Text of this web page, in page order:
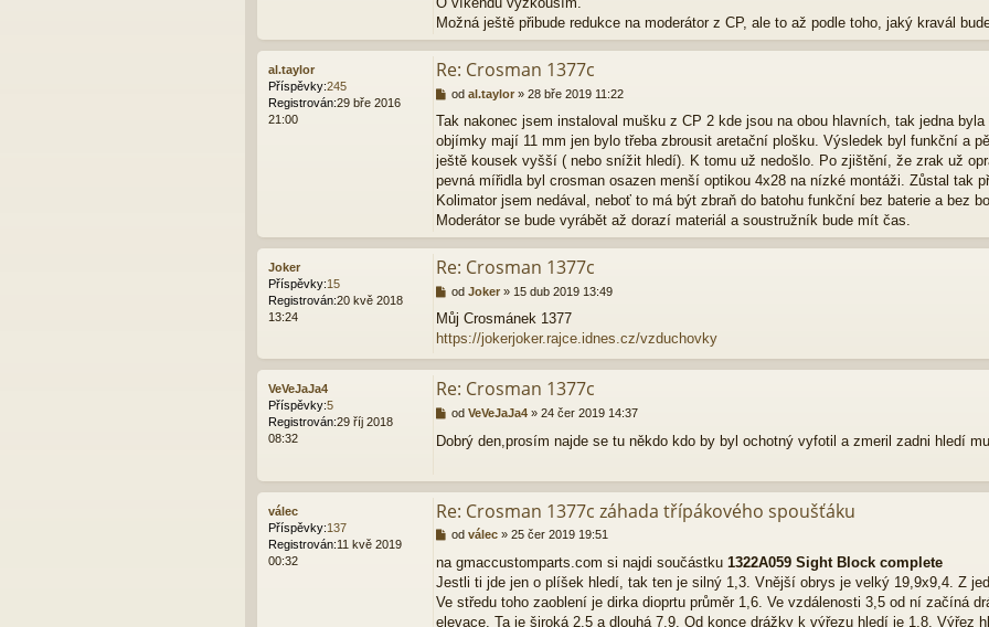
Možná ještě přibude redukce na moderátor z CP, ale to až podle toho, jaký kravál
al.taylor
Příspěvky:245
Registrován:29 bře 2016
21:00
Re: Crosman 1377c
P
í
s
p
ě
e
k
od al.taylor » 28 bře 2019 11:22
Tak nakonec jsem instaloval mušku z CP 2 kde jsou na obou hlavních, tak jedna
objímky mají 11 mm jen bylo třeba zbrousit aretační plošku. Výsledek byl funkční a
ještě kousek vyšší ( nebo snížit hledí). K tomu už nedošlo. Po zjištění, že zrak už
pevná mířidla byl crosman osazen menší optikou 4x28 na nízké montáži. Zůstal tak
Kolimator jsem nedával, neboť to má být zbraň do batohu funkční bez baterie a bez
Moderátor se bude vyrábět až dorazí materiál a soustružník bude mít čas.
Joker
Příspěvky:15
Registrován:20 kvě 2018
13:24
Re: Crosman 1377c
P
í
s
p
ě
v
od Joker » 15 dub 2019 13:49
Můj Crosmánek 1377
https://jokerjoker.rajce.idnes.cz/vzduchovky
VeVeJaJa4
Příspěvky:5
Registrován:29 říj 2018
08:32
Re: Crosman 1377c
P
í
ě
v
od VeVeJaJa4 » 24 čer 2019 14:37
Dobrý den,prosím najde se tu někdo kdo by byl ochotný vyfotil a zmeril zadni hledí
válec
Příspěvky:137
Registrován:11 kvě 2019
00:32
Re: Crosman 1377c záhada třípákového spoušťáku
P
í
s
p
od válec » 25 čer 2019 19:51
na gmaccustomparts.com si najdi součástku 1322A059 Sight Block complete
Jestli ti jde jen o plíšek hledí, tak ten je silný 1,3. Vnější obrys je velký 19,9x9,4. Z
Ve středu toho zaoblení je dirka dioprtu průměr 1,6. Ve vzdálenosti 3,5 od ní začíná
elevace. Ta je široká 2.5 a dlouhá 7,9. Od konce drážky k výřezu hledí je 1,8. Výřez